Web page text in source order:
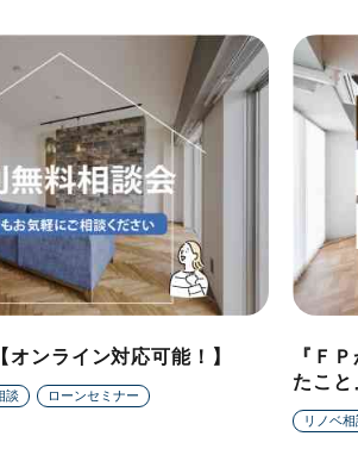
ンライン対応可能！】
談 ローンセミナー
『Ｆ
たこ
リノベ